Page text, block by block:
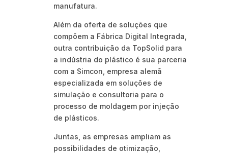
manufatura.
Além da oferta de soluções que
compõem a Fábrica Digital Integrada,
outra contribuição da TopSolid para
a indústria do plástico é sua parceria
com a Simcon, empresa alemã
especializada em soluções de
simulação e consultoria para o
processo de moldagem por injeção
de plásticos.
Juntas, as empresas ampliam as
possibilidades de otimização,